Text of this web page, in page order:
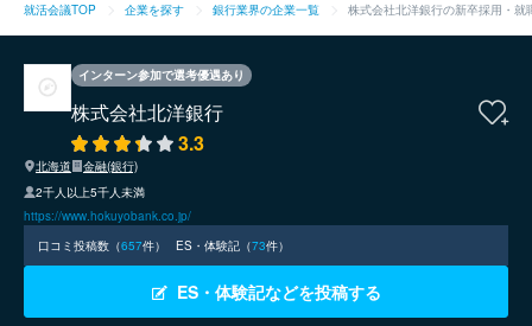
就活会議TOP 企業を探す 銀行業界の企業一覧 株式会社北洋銀行の新卒採用・就
インターン参加で選考優遇あり
株式会社北洋銀行
3.3
北海道
金融(銀行)
2千人以上5千人未満
https://www.hokuyobank.co.jp/
口コミ投稿数（657件） ES・体験記（73件）
ES・体験記などを投稿する